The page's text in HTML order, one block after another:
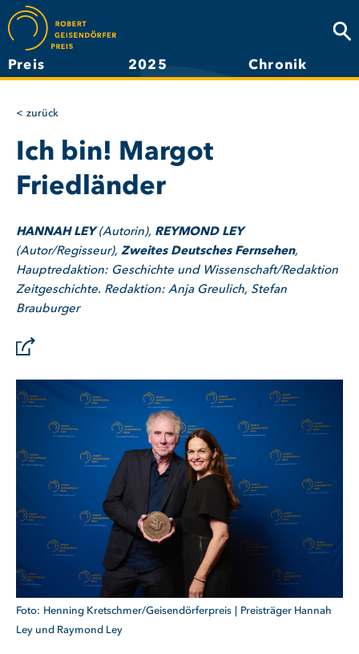
Direkt
zum
Inhalt
Preis 2025 Chronik
zurück
Ich bin! Margot
Friedländer
HANNAH LEY(Autorin), REYMOND LEY
(Autor/Regisseur), Zweites Deutsches Fernsehen,
Hauptredaktion: Geschichte und Wissenschaft/Redaktion
Zeitgeschichte. Redaktion: Anja Greulich, Stefan
Brauburger
Henning Kretschmer/Geisendörferpreis
Preisträger Hannah
Ley und Raymond Ley